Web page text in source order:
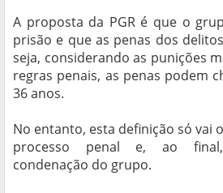
A proposta da PGR é que o
prisão e que as penas dos
seja, considerando as punições
regras penais, as penas podem
36 anos.
No entanto, esta definição só vai
processo penal e, ao
condenação do grupo.